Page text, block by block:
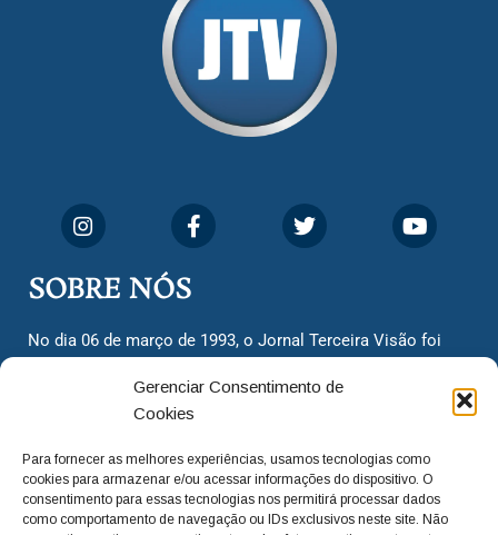
Gerenciar Consentimento de
Cookies
Para fornecer as melhores experiências, usamos tecnologias como
cookies para armazenar e/ou acessar informações do dispositivo. O
consentimento para essas tecnologias nos permitirá processar dados
como comportamento de navegação ou IDs exclusivos neste site. Não
SOBRE NÓS
No dia 06 de março de 1993, o Jornal Terceira Visão foi
cidadãos valinhenses, já que naquela época só existiam
dois jornais. Há mais de 30 anos, o jornal continua
com o foco de trazer as melhores notícias. Nunca
deixamos de lado as necessidades do cidadão, sempre
questionando os órgãos públicos em busca de melhorias